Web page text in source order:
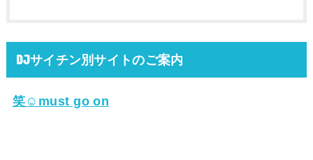
DJサイチン別サイトのご案内
笑☺must go on